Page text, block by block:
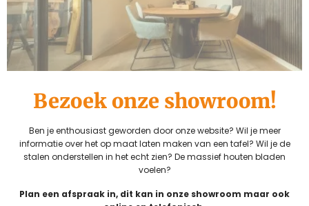
Bezoek onze showroom!
Ben je enthousiast geworden door onze website? Wil je meer
informatie over het op maat laten maken van een tafel? Wil je de
stalen onderstellen in het echt zien? De massief houten bladen
voelen?
Plan een afspraak in, dit kan in onze showroom maar ook
Welk materiaal kan ik gebruiken voor het
blad van de eettafel?
Waar is een eettafel van gemaakt?